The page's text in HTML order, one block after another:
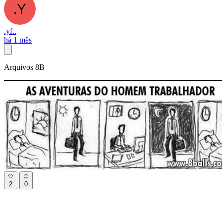
.yf..
há 1 mês
Arquivos 8B
2 0